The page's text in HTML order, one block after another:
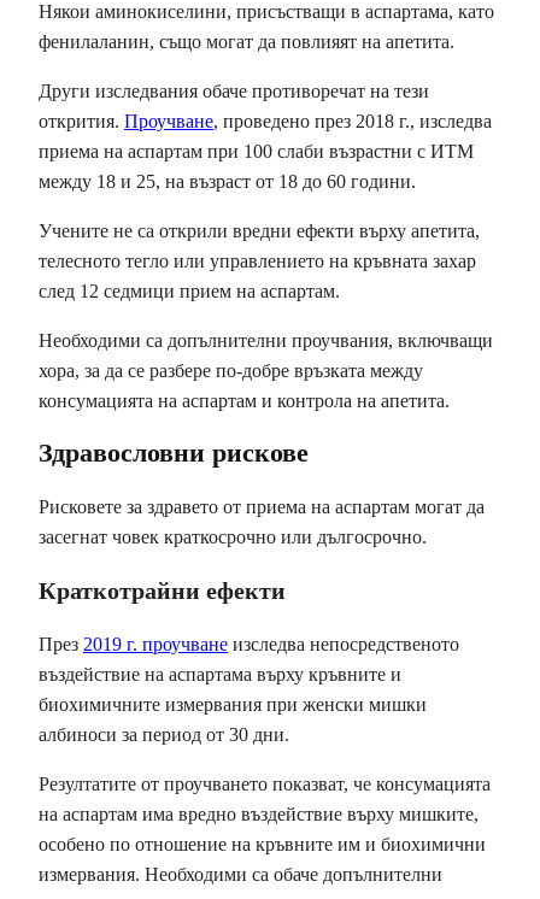
Някои аминокиселини, присъстващи в аспартама, като
фенилаланин, също могат да повлияят на апетита.
Други изследвания обаче противоречат на тези
открития. Проучване, проведено през 2018 г., изследва
приема на аспартам при 100 слаби възрастни с ИТМ
между 18 и 25, на възраст от 18 до 60 години.
Учените не са открили вредни ефекти върху апетита,
телесното тегло или управлението на кръвната захар
след 12 седмици прием на аспартам.
Необходими са допълнителни проучвания, включващи
хора, за да се разбере по-добре връзката между
консумацията на аспартам и контрола на апетита.
Здравословни рискове
Рисковете за здравето от приема на аспартам могат да
засегнат човек краткосрочно или дългосрочно.
Краткотрайни ефекти
През 2019 г. проучване изследва непосредственото
въздействие на аспартама върху кръвните и
биохимичните измервания при женски мишки
албиноси за период от 30 дни.
Резултатите от проучването показват, че консумацията
на аспартам има вредно въздействие върху мишките,
особено по отношение на кръвните им и биохимични
измервания. Необходими са обаче допълнителни